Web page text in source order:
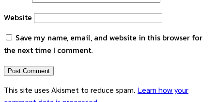
Website
Save my name, email, and website in this browser for
the next time I comment.
This site uses Akismet to reduce spam. Learn how your